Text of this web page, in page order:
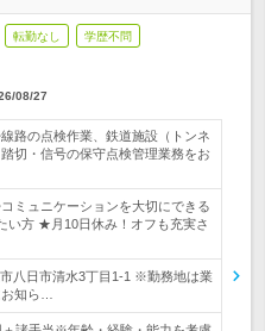
転勤なし 学歴不問
08/27
路の点検作業、鉄道施設（トンネ
切・信号の保守点検管理業務をお
ミュニケーションを大切にできる
い方 ★月10日休み！オフも充実さ
八日市清水3丁目1-1 ※勤務地は業
知ら…